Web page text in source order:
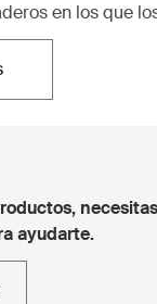
en los que
en una nueva
ayudarte.